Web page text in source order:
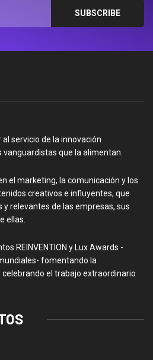
servicio de la innovación
que la alimentan.
el marketing, la comunicación y los
creativos e influyentes, que
relevantes de las empresas, sus
ellas.
REINVENTION y Lux Awards -
fomentando la
el trabajo extraordinario